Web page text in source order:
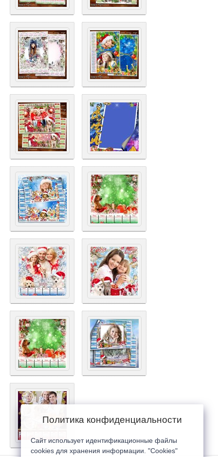
Политика конфиденциальности
Сайт использует идентификационные файлы
cookies для хранения информации. "Cookies"